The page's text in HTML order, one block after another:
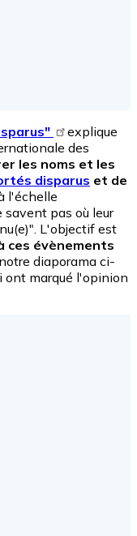
explique
des
les noms et les
disparus et de
l'échelle
pas où leur
L'objectif est
ces évènements
diaporama ci-
ont marqué l'opinion